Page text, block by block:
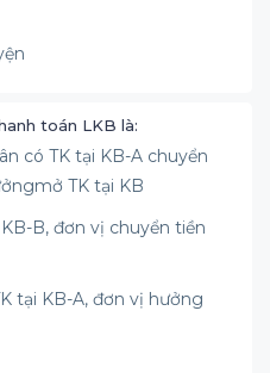
toán LKB là:
có TK tại KB-A chuyển
TK tại KB
B, đơn vị chuyển tiền
tại KB-A, đơn vị hưởng